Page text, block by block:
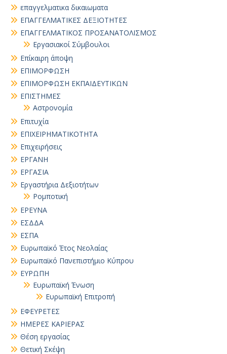
επαγγελματικα δικαιωματα
ΕΠΑΓΓΕΛΜΑΤΙΚΕΣ ΔΕΞΙΟΤΗΤΕΣ
ΕΠΑΓΓΕΛΜΑΤΙΚΟΣ ΠΡΟΣΑΝΑΤΟΛΙΣΜΟΣ
Εργασιακοί Σύμβουλοι
Επίκαιρη άποψη
ΕΠΙΜΟΡΦΩΣΗ
ΕΠΙΜΟΡΦΩΣΗ ΕΚΠΑΙΔΕΥΤΙΚΩΝ
ΕΠΙΣΤΗΜΕΣ
Αστρονομία
Επιτυχία
ΕΠΙΧΕΙΡΗΜΑΤΙΚΟΤΗΤΑ
Επιχειρήσεις
ΕΡΓΑΝΗ
ΕΡΓΑΣΙΑ
Εργαστήρια Δεξιοτήτων
Ρομποτική
ΕΡΕΥΝΑ
ΕΣΔΔΑ
ΕΣΠΑ
Ευρωπαϊκό Έτος Νεολαίας
Ευρωπαϊκό Πανεπιστήμιο Κύπρου
ΕΥΡΩΠΗ
Ευρωπαϊκή Ένωση
Ευρωπαϊκή Επιτροπή
ΕΦΕΥΡΕΤΕΣ
ΗΜΕΡΕΣ ΚΑΡΙΕΡΑΣ
Θέση εργασίας
Θετική Σκέψη